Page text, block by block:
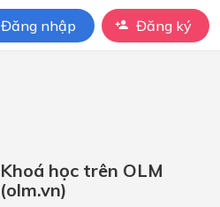
Đăng nhập Đăng ký
Khoá học trên OLM
(olm.vn)